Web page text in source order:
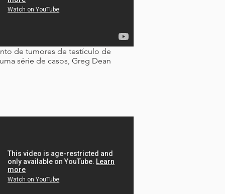
de tumores de testículo de
série de casos, Greg Dean